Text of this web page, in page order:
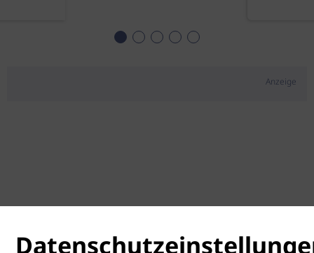
Anzeige